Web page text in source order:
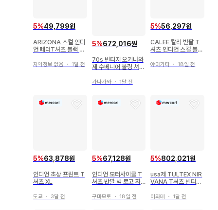
5%49,799원
ARIZONA 스컬 인디
언 페더T셔츠 블랙 L
지역정보 없음 ・ 1달 전
5%672,016원
70s 빈티지 오키나와
제 수베니어 볼링 셔츠
가나가와・ 1달 전
5%56,297원
CALEE 칼리 반팔 T
셔츠 인디언 스컬 블루
야마가타 ・ 18일 전
5%63,878원
인디언 초상 프린트 T
셔츠 XL
도쿄 ・ 3달 전
5%67,128원
인디언 모터사이클 T
셔츠 반팔 빅 로고 자
구마모토 ・ 18일 전
5%802,021원
usa제 TULTEX NIR
VANA T셔츠 빈티지
이와테 ・ 1달 전